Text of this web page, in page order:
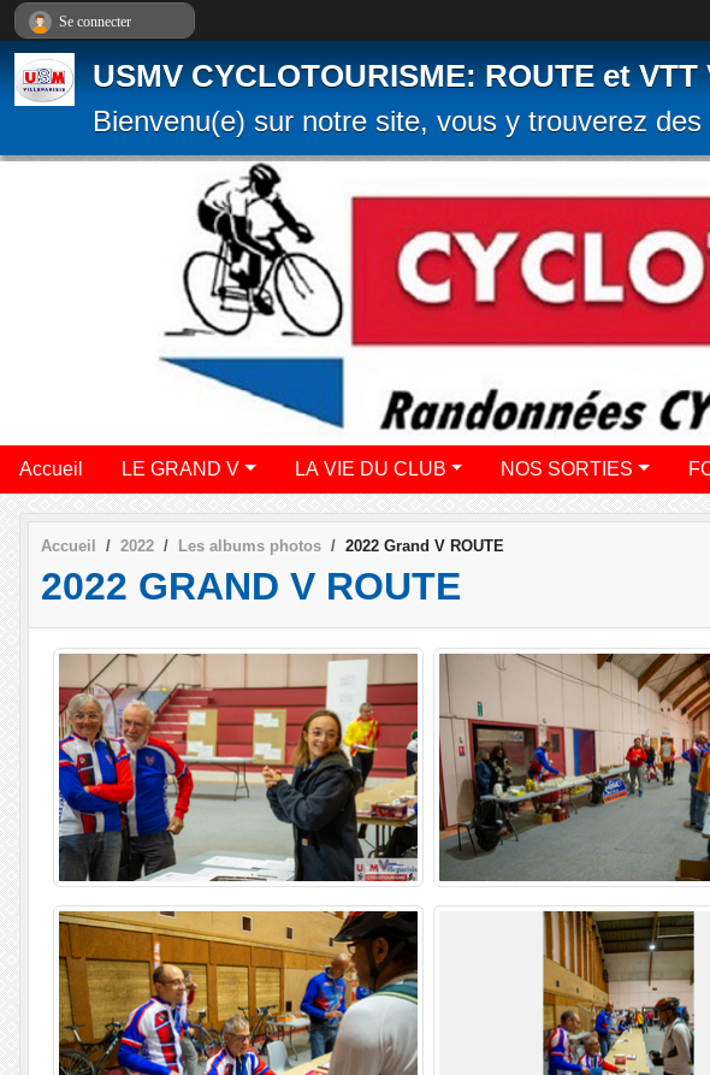
USMV CYCLOTOURISME: ROUTE et VTT
Bienvenu(e) sur notre site, vous y trouverez
Accueil LE GRAND V LA VIE DU CLUB NOS SORTIES
Accueil 2022 Les albums photos 2022 Grand V ROUTE
2022 GRAND V ROUTE
Se connecter
Panneau de gestion des cookies